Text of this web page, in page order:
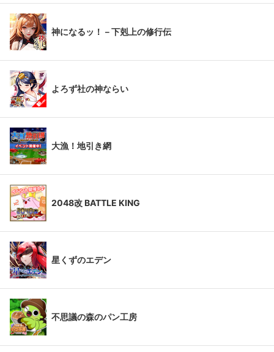
神になるッ！－下剋上の修行伝
よろず社の神ならい
大漁！地引き網
2048改 BATTLE KING
星くずのエデン
不思議の森のパン工房